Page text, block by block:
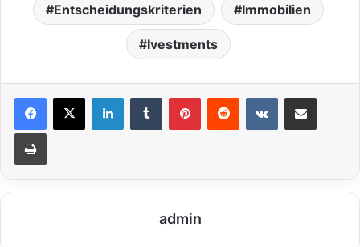
Entscheidungskriterien Immobilien
Ivestments
admin